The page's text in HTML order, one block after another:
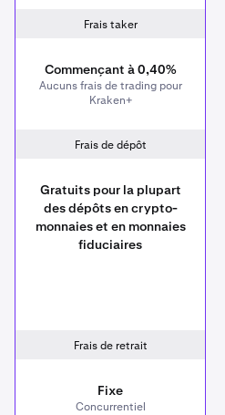
Frais taker
Commençant à 0,40%
Aucuns frais de trading pour
Kraken+
Frais de dépôt
Gratuits pour la plupart
des dépôts en crypto-
monnaies et en monnaies
fiduciaires
Frais de retrait
Fixe
Concurrentiel